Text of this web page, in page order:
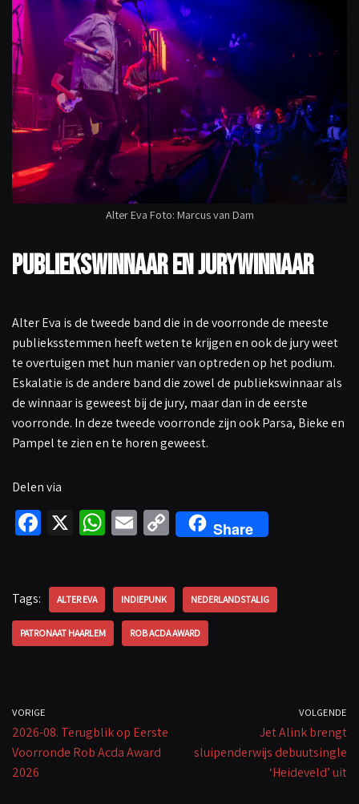
Alter Eva Foto: Marcus van Dam
Publiekswinnaar en jurywinnaar
Alter Eva is de tweede band die in de voorronde de meeste
publieksstemmen heeft weten te krijgen en ook de jury weet
te overtuigen met hun manier van optreden op het podium.
Eskalatie is de andere band die zowel de publiekswinnaar als
de winnaar is geweest bij de jury, maar dan in de eerste
voorronde. In deze tweede voorronde zijn ook Parsa, Bieke en
Pampel te zien en te horen geweest.
Delen via
Fa
o
o
k
X W
sA
p
p
E C
o
y
Li
n
Share
Tags: ALTER EVA INDIEPUNK NEDERLANDSTALIG
PATRONAAT HAARLEM ROB ACDA AWARD
VORIGE
2026-08. Terugblik op Eerste
Voorronde Rob Acda Award
2026
VOLGENDE
Jet Alink brengt
sluipenderwijs debuutsingle
‘Heideveld’ uit